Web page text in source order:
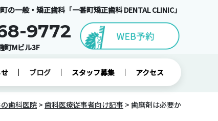
の一般・矯正歯科「一番町矯正歯科 DENTAL CLINIC」
9772
町Mビル3F
ブログ スタッフ募集 アクセス
歯科医院 > 歯科医療従事者向け記事 > 歯磨剤は必要か